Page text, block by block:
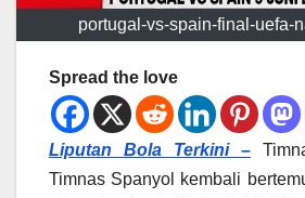
portugal-vs-spain-final-uefa-
Spread the love
Liputan Bola Terkini –
Timnas Spanyol kembali